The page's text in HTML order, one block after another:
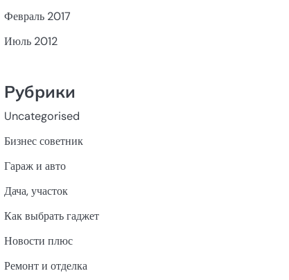
Февраль 2017
Июль 2012
Рубрики
Uncategorised
Бизнес советник
Гараж и авто
Дача, участок
Как выбрать гаджет
Новости плюс
Ремонт и отделка